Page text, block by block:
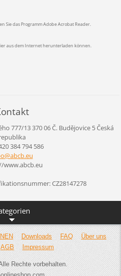
Sie das Programm Adobe Acrobat Reader.
aus dem Internet herunterladen können.
777/13370 06 Č. Budějovice 5Česká
384 794 586
b.eu
www.abcb.eu
CZ28147278
Downloads FAQ
Über uns
AGB Impressum
Rechte vorbehalten.